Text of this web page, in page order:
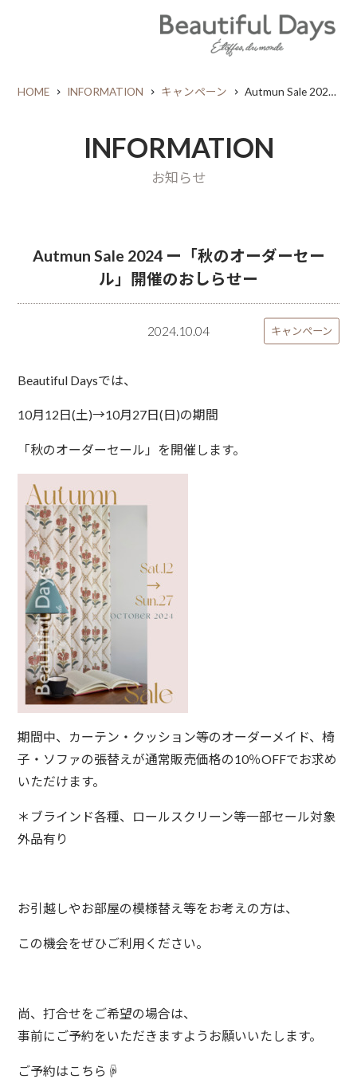
HOME INFORMATION キャンペーン Autmun Sale 2024 ー「秋のオーダーセール」開催のおしらせー
INFORMATION
お知らせ
Autmun Sale 2024 ー「秋のオーダーセー
ル」開催のおしらせー
2024.10.04 キャンペーン
Beautiful Daysでは、
10月12日(土)→10月27日(日)の期間
「秋のオーダーセール」を開催します。
期間中、カーテン・クッション等のオーダーメイド、椅
子・ソファの張替えが通常販売価格の10％OFFでお求め
いただけます。
＊ブラインド各種、ロールスクリーン等一部セール対象
外品有り
お引越しやお部屋の模様替え等をお考えの方は、
この機会をぜひご利用ください。
尚、打合せをご希望の場合は、
事前にご予約をいただきますようお願いいたします。
ご予約はこちら☟